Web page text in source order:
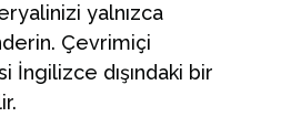
yalnızca
Çevrimiçi
İngilizce dışındaki bir